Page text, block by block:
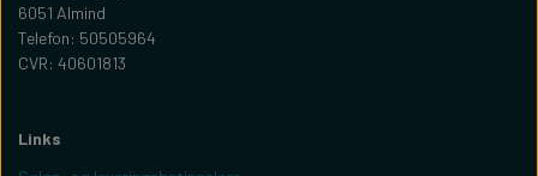
6051 Almind
Telefon: 50505964
CVR: 40601813
Links